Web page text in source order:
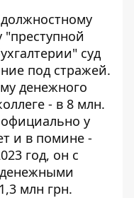
"преступной
суд
под стражей.
денежного
- в 8 млн.
у
и в помине -
год, он с
млн грн.